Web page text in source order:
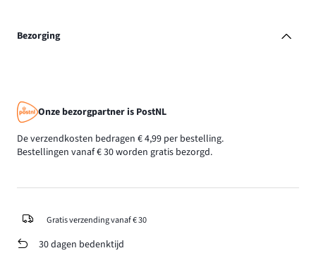
Bezorging
Onze bezorgpartner is PostNL
De verzendkosten bedragen € 4,99 per bestelling.
Bestellingen vanaf € 30 worden gratis bezorgd.
Gratis verzending vanaf € 30
30 dagen bedenktijd